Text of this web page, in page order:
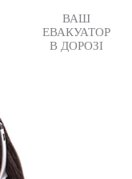
ВАШ
ЕВАКУАТОР
В ДОРОЗІ